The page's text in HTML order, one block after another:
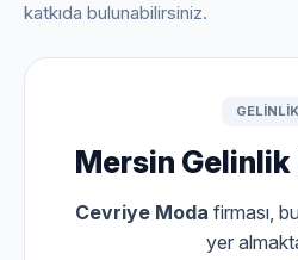
katkıda bulunabilirsiniz.
GELINLIK
Mersin Gelinlik
Cevriye Moda firması,
yer